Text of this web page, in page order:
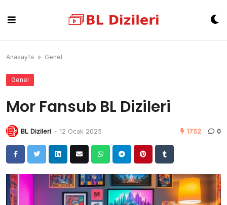
content
Anasayfa » Genel
Genel
Mor Fansub BL Dizileri
BL Dizileri - 12 Ocak 2025 1752 0